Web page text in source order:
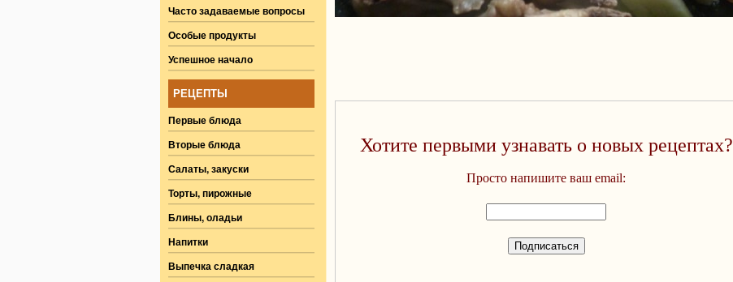
Часто задаваемые вопросы
Особые продукты
Успешное начало
РЕЦЕПТЫ
Первые блюда
Вторые блюда
Салаты, закуски
Торты, пирожные
Блины, оладьи
Напитки
Выпечка сладкая
Хотите первыми узнавать о новых рецептах?
Просто напишите ваш email: